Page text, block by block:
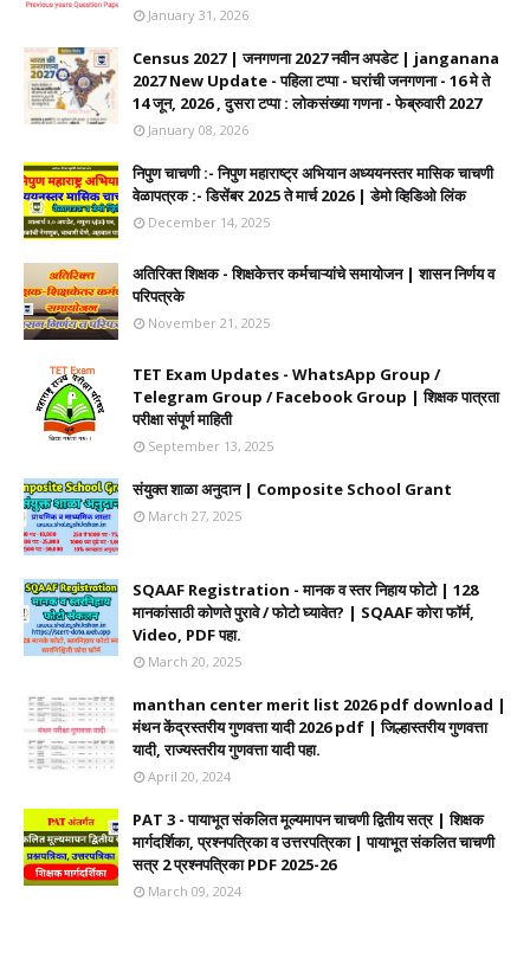
January 31, 2026
Census 2027 | जनगणना 2027 नवीन अपडेट | janganana
2027 New Update - पहिला टप्पा - घरांची जनगणना - 16 मे ते
14 जून, 2026 , दुसरा टप्पा : लोकसंख्या गणना - फेब्रुवारी 2027
January 08, 2026
निपुण चाचणी :- निपुण महाराष्ट्र अभियान अध्ययनस्तर मासिक चाचणी
वेळापत्रक :- डिसेंबर 2025 ते मार्च 2026 | डेमो व्हिडिओ लिंक
December 14, 2025
अतिरिक्त शिक्षक - शिक्षकेत्तर कर्मचाऱ्यांचे समायोजन | शासन निर्णय व
परिपत्रके
November 21, 2025
TET Exam Updates - WhatsApp Group /
Telegram Group / Facebook Group | शिक्षक पात्रता
परीक्षा संपूर्ण माहिती
September 13, 2025
संयुक्त शाळा अनुदान | Composite School Grant
March 27, 2025
SQAAF Registration - मानक व स्तर निहाय फोटो | 128
मानकांसाठी कोणते पुरावे / फोटो घ्यावेत? | SQAAF कोरा फॉर्म,
Video, PDF पहा.
March 20, 2025
manthan center merit list 2026 pdf download |
मंथन केंद्रस्तरीय गुणवत्ता यादी 2026 pdf | जिल्हास्तरीय गुणवत्ता
यादी, राज्यस्तरीय गुणवत्ता यादी पहा.
April 20, 2024
PAT 3 - पायाभूत संकलित मूल्यमापन चाचणी द्वितीय सत्र | शिक्षक
मार्गदर्शिका, प्रश्नपत्रिका व उत्तरपत्रिका | पायाभूत संकलित चाचणी
सत्र 2 प्रश्नपत्रिका PDF 2025-26
March 09, 2024